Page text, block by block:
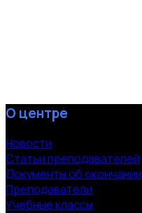
О центре
Новости
Статьи преподавателей
Документы об окончании
Преподаватели
Учебные классы